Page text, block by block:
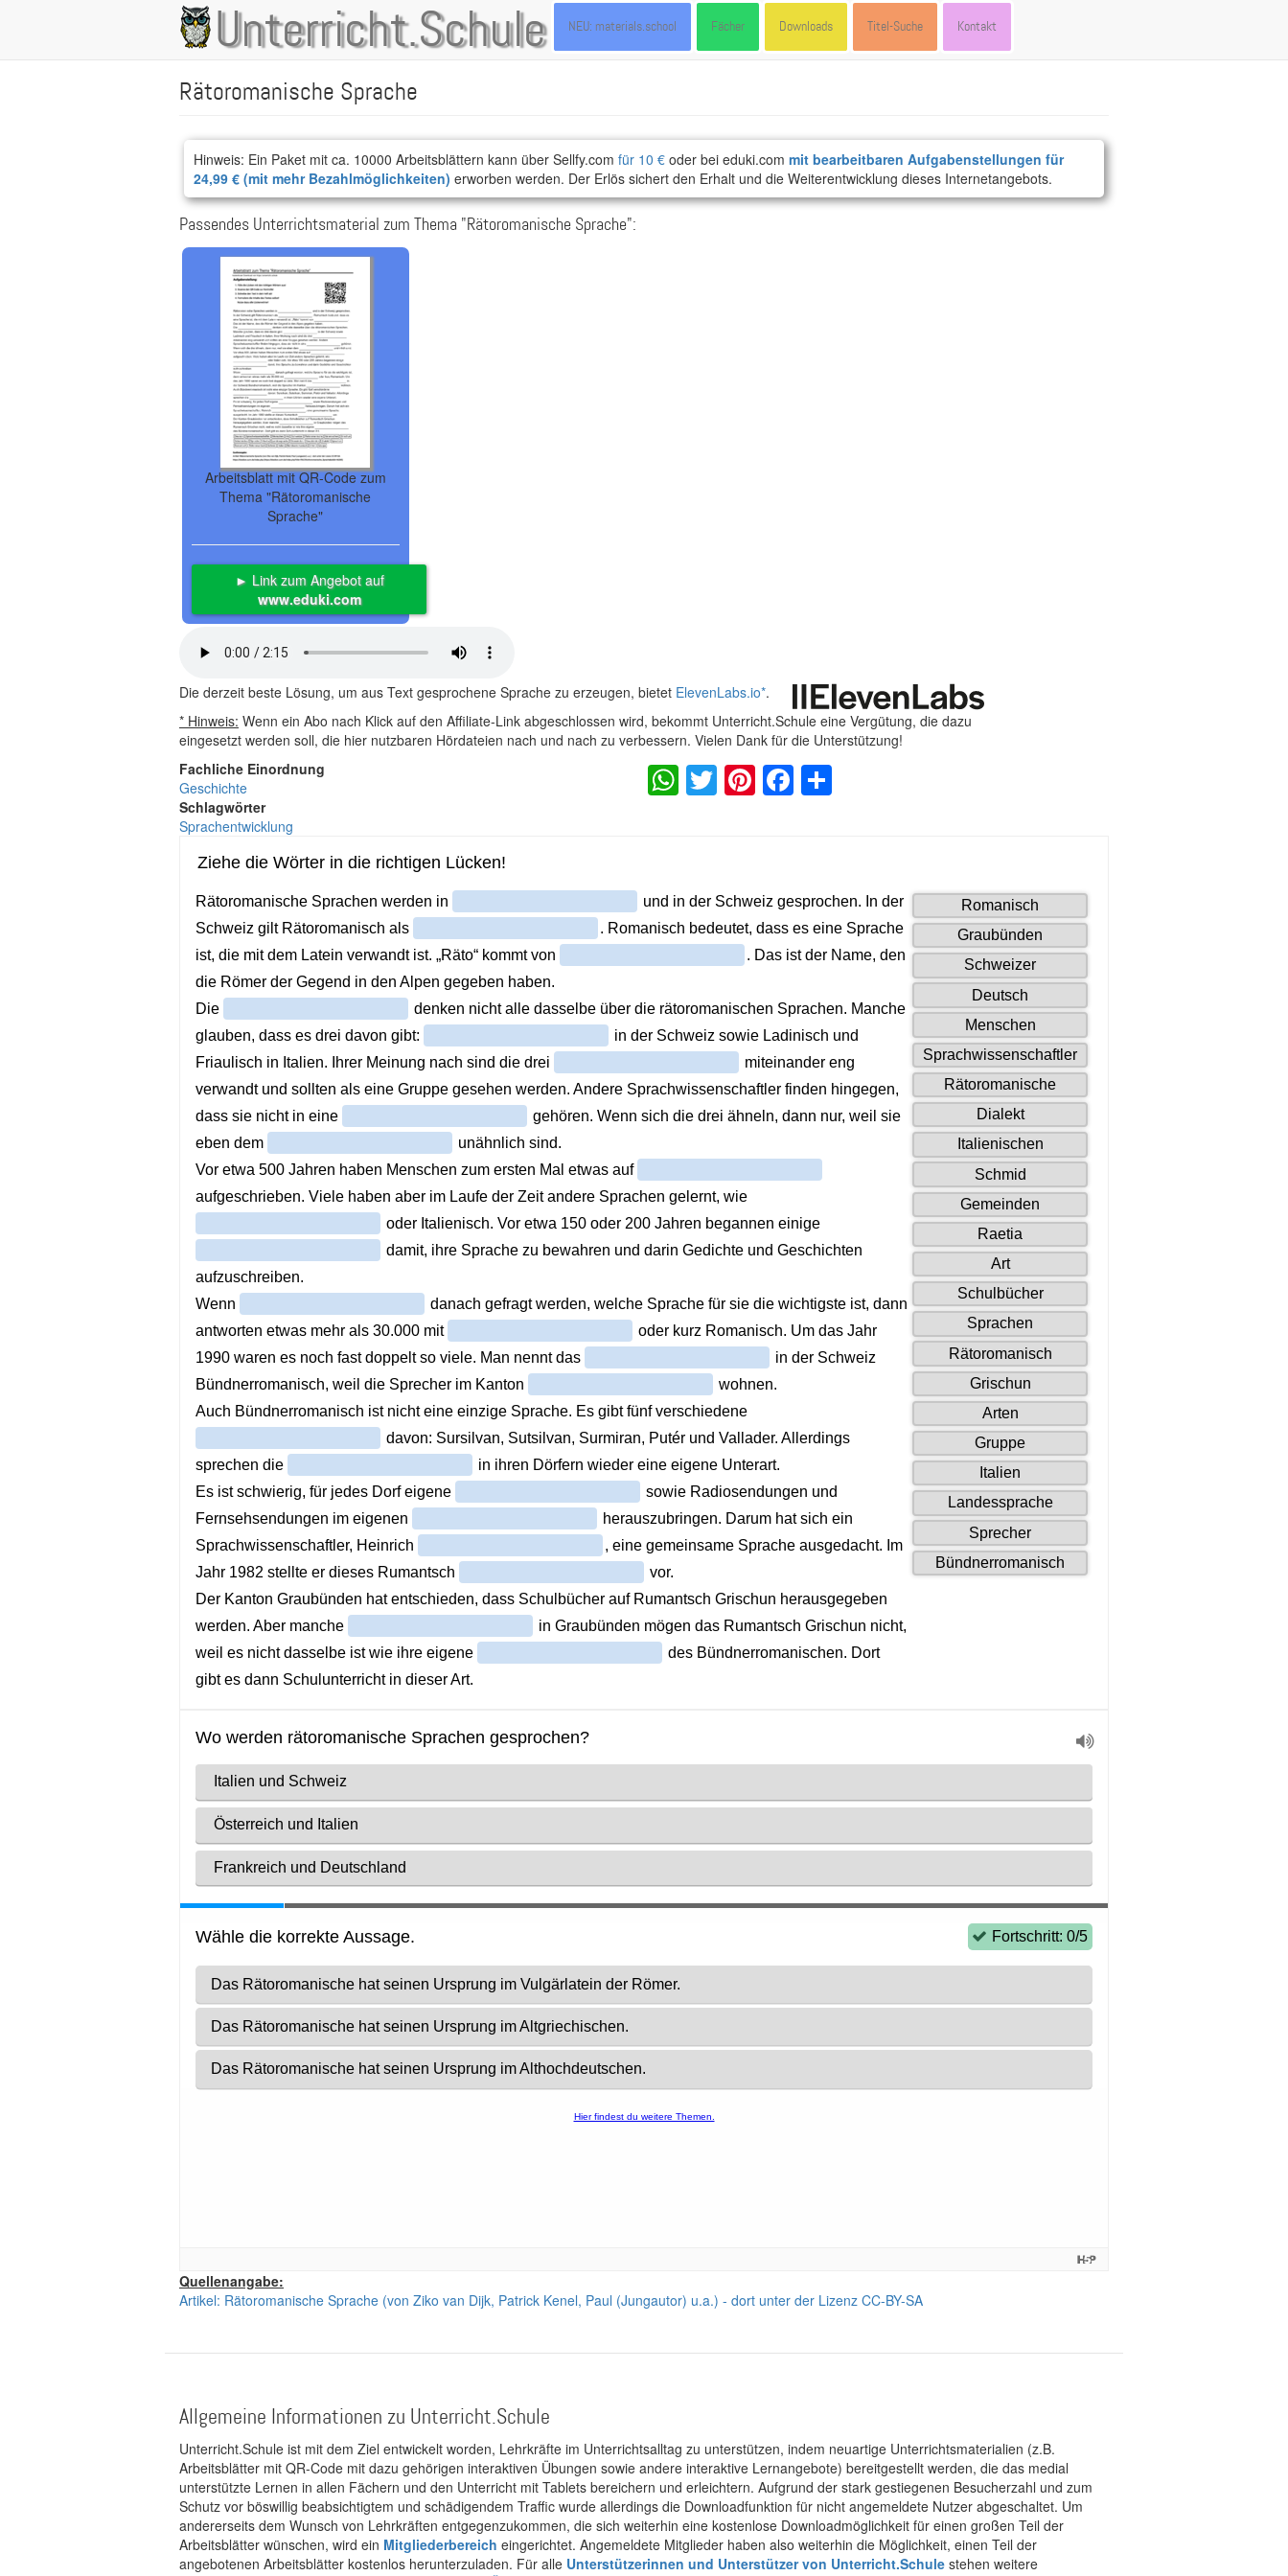
Unterricht.Schule
Main
navigation
NEU: materials.school Fächer Downloads Titel-Suche Kontakt
Rätoromanische Sprache
Hinweis: Ein Paket mit ca. 10000 Arbeitsblättern kann über Sellfy.com für 10 € oder bei eduki.com mit bearbeitbaren Aufgabenstellungen für
24,99 € (mit mehr Bezahlmöglichkeiten) erworben werden. Der Erlös sichert den Erhalt und die Weiterentwicklung dieses Internetangebots.
Passendes Unterrichtsmaterial zum Thema "Rätoromanische Sprache":
Arbeitsblatt mit QR-Code zum
Thema "Rätoromanische
Sprache"
► Link zum Angebot auf
www.eduki.com
Die derzeit beste Lösung, um aus Text gesprochene Sprache zu erzeugen, bietet ElevenLabs.io*.
* Hinweis: Wenn ein Abo nach Klick auf den Affiliate-Link abgeschlossen wird, bekommt Unterricht.Schule eine Vergütung, die dazu
eingesetzt werden soll, die hier nutzbaren Hördateien nach und nach zu verbessern. Vielen Dank für die Unterstützung!
Fachliche Einordnung
Geschichte
Schlagwörter
Sprachentwicklung
WhatsApp
Twitter
Pinterest
Facebook
Quellenangabe:
Artikel: Rätoromanische Sprache (von Ziko van Dijk, Patrick Kenel, Paul (Jungautor) u.a.) - dort unter der Lizenz CC-BY-SA
Allgemeine Informationen zu Unterricht.Schule
Unterricht.Schule ist mit dem Ziel entwickelt worden, Lehrkräfte im Unterrichtsalltag zu unterstützen, indem neuartige Unterrichtsmaterialien (z.B.
Arbeitsblätter mit QR-Code mit dazu gehörigen interaktiven Übungen sowie andere interaktive Lernangebote) bereitgestellt werden, die das medial
unterstützte Lernen in allen Fächern und den Unterricht mit Tablets bereichern und erleichtern. Aufgrund der stark gestiegenen Besucherzahl und zum
Schutz vor böswillig beabsichtigtem und schädigendem Traffic wurde allerdings die Downloadfunktion für nicht angemeldete Nutzer abgeschaltet. Um
andererseits dem Wunsch von Lehrkräften entgegenzukommen, die sich weiterhin eine kostenlose Downloadmöglichkeit für einen großen Teil der
Arbeitsblätter wünschen, wird ein Mitgliederbereich eingerichtet. Angemeldete Mitglieder haben also weiterhin die Möglichkeit, einen Teil der
angebotenen Arbeitsblätter kostenlos herunterzuladen. Für alle Unterstützerinnen und Unterstützer von Unterricht.Schule stehen weitere